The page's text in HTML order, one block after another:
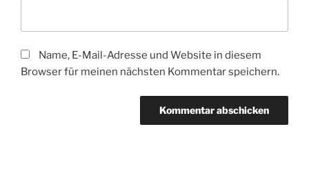
Name, E-Mail-Adresse und Website in diesem
Browser für meinen nächsten Kommentar speichern.